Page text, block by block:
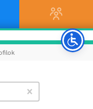
- Szerző
Clear